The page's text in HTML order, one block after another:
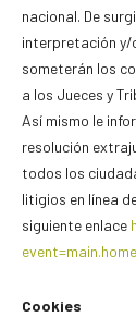
nacional. De
interpretación y/
someterán los
a los Jueces y
Así mismo le
resolución
todos los
litigios en línea
siguiente enlace
Cookies